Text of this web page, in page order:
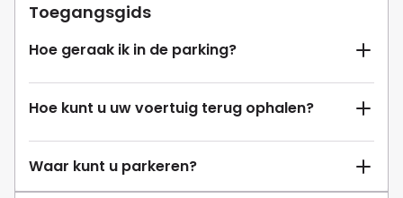
Toegangsgids
Hoe geraak ik in de parking?
Hoe kunt u uw voertuig terug ophalen?
Waar kunt u parkeren?